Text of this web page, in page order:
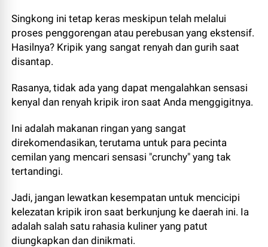
Singkong ini tetap keras meskipun telah melalui
proses penggorengan atau perebusan yang ekstensif.
Hasilnya? Kripik yang sangat renyah dan gurih saat
disantap.
Rasanya, tidak ada yang dapat mengalahkan sensasi
kenyal dan renyah kripik iron saat Anda menggigitnya.
Ini adalah makanan ringan yang sangat
direkomendasikan, terutama untuk para pecinta
cemilan yang mencari sensasi "crunchy" yang tak
tertandingi.
Jadi, jangan lewatkan kesempatan untuk mencicipi
kelezatan kripik iron saat berkunjung ke daerah ini. Ia
adalah salah satu rahasia kuliner yang patut
diungkapkan dan dinikmati.